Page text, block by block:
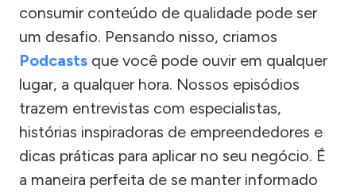
consumir conteúdo de qualidade pode ser
um desafio. Pensando nisso, criamos
Podcasts que você pode ouvir em qualquer
lugar, a qualquer hora. Nossos episódios
trazem entrevistas com especialistas,
histórias inspiradoras de empreendedores e
dicas práticas para aplicar no seu negócio. É
a maneira perfeita de se manter informado